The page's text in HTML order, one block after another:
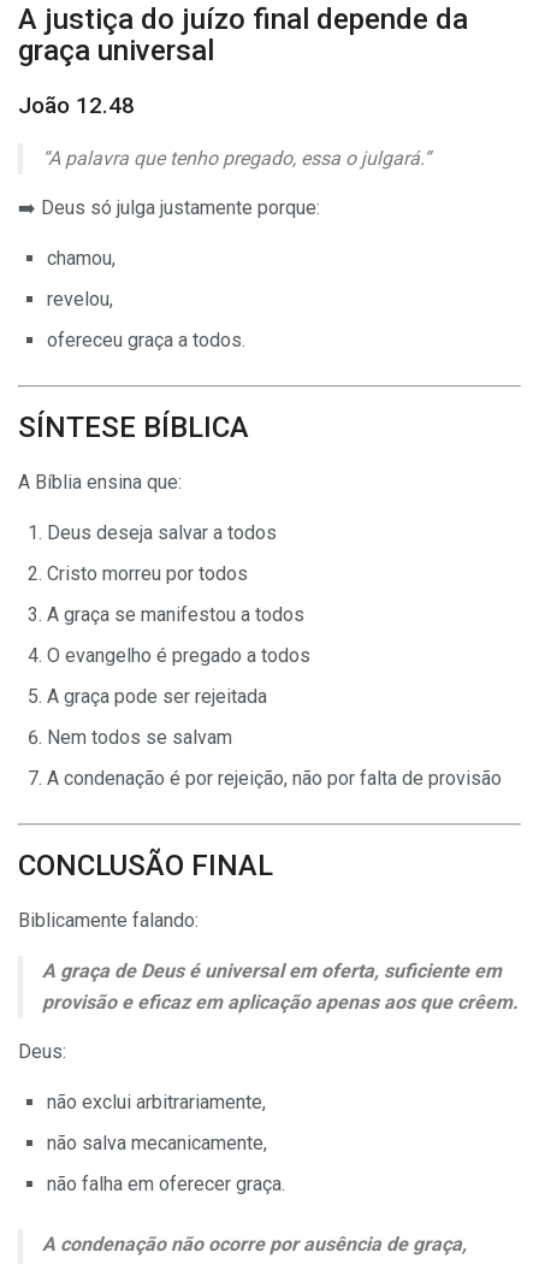
A justiça do juízo final depende da
graça universal
João 12.48
“A palavra que tenho pregado, essa o julgará.”
➡️ Deus só julga justamente porque:
chamou,
revelou,
ofereceu graça a todos.
SÍNTESE BÍBLICA
A Bíblia ensina que:
Deus deseja salvar a todos
Cristo morreu por todos
A graça se manifestou a todos
O evangelho é pregado a todos
A graça pode ser rejeitada
Nem todos se salvam
A condenação é por rejeição, não por falta de provisão
CONCLUSÃO FINAL
Biblicamente falando:
A graça de Deus é universal em oferta, suficiente em
provisão e eficaz em aplicação apenas aos que crêem.
Deus:
não exclui arbitrariamente,
não salva mecanicamente,
não falha em oferecer graça.
A condenação não ocorre por ausência de graça,